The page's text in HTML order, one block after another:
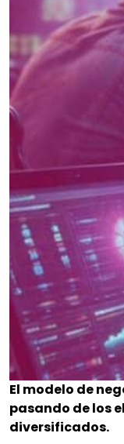
El modelo de
pasando de los
diversificados.